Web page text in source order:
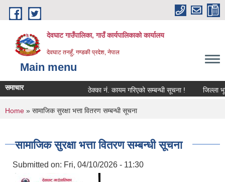
Skip to main content
देवघाट गाउँपालिका, गाउँ कार्यपालिकाको कार्यालय
देवघाट तनहुँ, गण्डकी प्रदेश, नेपाल
Main menu
समाचार ठेक्का नंं. कायम गरिएको सम्बन्धी सूचना ! जिल्ला
You are here
Home » सामाजिक सुरक्षा भत्ता वितरण सम्बन्धी सूचना
सामाजिक सुरक्षा भत्ता वितरण सम्बन्धी सूचना
Submitted on: Fri, 04/10/2026 - 11:30